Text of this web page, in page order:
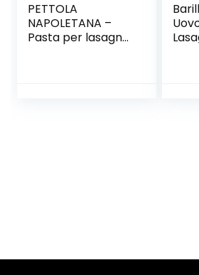
PETTOLA
NAPOLETANA –
Pasta per lasagna